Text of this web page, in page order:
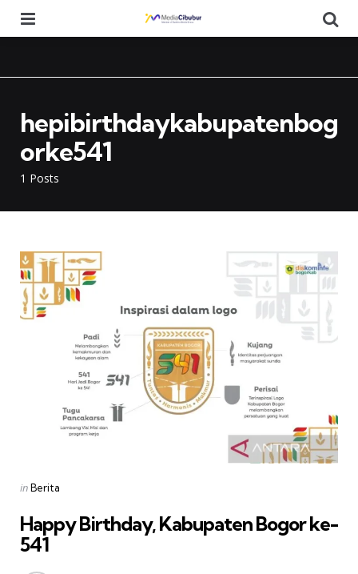
1 Posts
hepibirthdaykabupatenbog
orke541
Categories
Posted
inBerita
Happy Birthday, Kabupaten Bogor ke-
541